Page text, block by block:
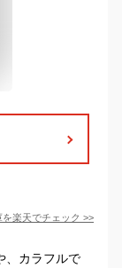
を楽天でチェック >>
、カラフルで